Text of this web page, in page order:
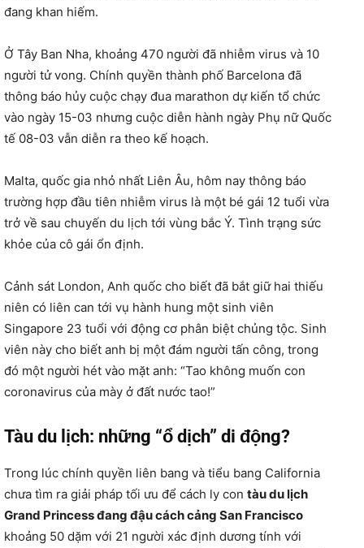
đang khan hiếm.
Ở Tây Ban Nha, khoảng 470 người đã nhiễm virus và 10
người tử vong. Chính quyền thành phố Barcelona đã
thông báo hủy cuộc chạy đua marathon dự kiến tổ chức
vào ngày 15-03 nhưng cuộc diễn hành ngày Phụ nữ Quốc
tế 08-03 vẫn diễn ra theo kế hoạch.
Malta, quốc gia nhỏ nhất Liên Âu, hôm nay thông báo
trường hợp đầu tiên nhiễm virus là một bé gái 12 tuổi vừa
trở về sau chuyến du lịch tới vùng bắc Ý. Tình trạng sức
khỏe của cô gái ổn định.
Cảnh sát London, Anh quốc cho biết đã bắt giữ hai thiếu
niên có liên can tới vụ hành hung một sinh viên
Singapore 23 tuổi với động cơ phân biệt chủng tộc. Sinh
viên này cho biết anh bị một đám người tấn công, trong
đó một người hét vào mặt anh: “Tao không muốn con
coronavirus của mày ở đất nước tao!”
Tàu du lịch: những “ổ dịch” di động?
Trong lúc chính quyền liên bang và tiểu bang California
chưa tìm ra giải pháp tối ưu để cách ly con tàu du lịch
Grand Princess đang đậu cách cảng San Francisco
khoảng 50 dặm với 21 người xác định dương tính với